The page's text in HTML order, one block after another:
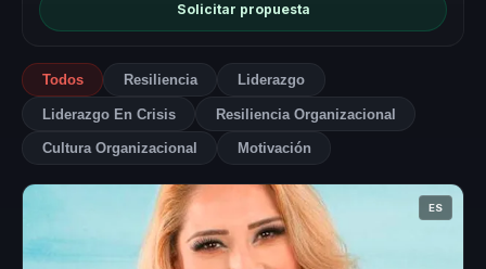
Solicitar propuesta
Todos Resiliencia Liderazgo
Liderazgo En Crisis Resiliencia Organizacional
Cultura Organizacional Motivación
ES